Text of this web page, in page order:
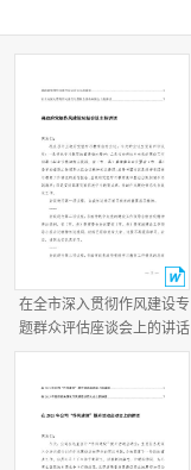
在全市深入贯彻作风建设专
题群众评估座谈会上的讲话
+县政府党组作风建设总结会